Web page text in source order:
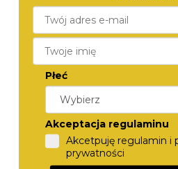
Płeć
Akceptacja regulaminu
Akcetpuję regulamin i
prywatności